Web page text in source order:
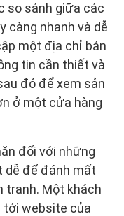
so sánh giữa các
càng nhanh và dễ
một địa chỉ bán
tin cần thiết và
đó để xem sản
ở một cửa hàng
đối với những
dễ để đánh mất
tranh. Một khách
tới website của